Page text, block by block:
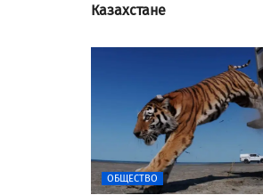
Казахстане
ОБЩЕСТВО